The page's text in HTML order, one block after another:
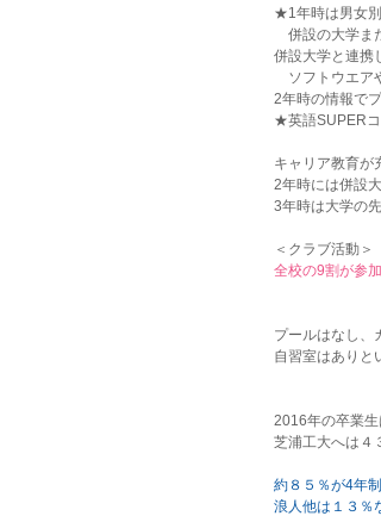
★1年時は男女
併設の大学ま
併設大学と連携
ソフトウエア
2年時の情報で
★英語SUPERコ
キャリア教育が
2年時には併設
3年時は大学の
＜クラブ活動＞
全校の9割が参
プールはなし、
自習室はありと
2016年の卒業生
芝浦工大へは４
約８５％が4年制
浪人他は１３％